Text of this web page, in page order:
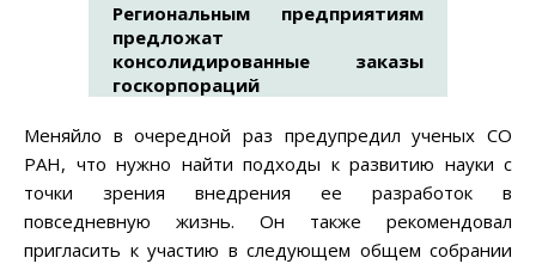
Региональным предприятиям
предложат
консолидированные заказы
госкорпораций
Меняйло в очередной раз предупредил ученых СО
РАН, что нужно найти подходы к развитию науки с
точки зрения внедрения ее разработок в
повседневную жизнь. Он также рекомендовал
пригласить к участию в следующем общем собрании